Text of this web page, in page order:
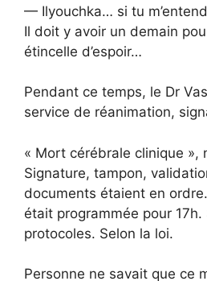
— Ilyouchka… si tu
Il doit y avoir un demain
étincelle d’espoir…
Pendant ce temps, le Dr
service de réanimation,
« Mort cérébrale clinique »,
Signature, tampon,
documents étaient en
était programmée pour 17h.
protocoles. Selon la loi.
Personne ne savait que ce